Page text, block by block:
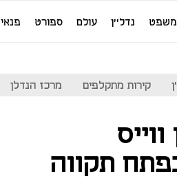
משפט נדל''ן עולם ספורט פנאי
קירות מתקלפים מרכז הנדלן
תקווה